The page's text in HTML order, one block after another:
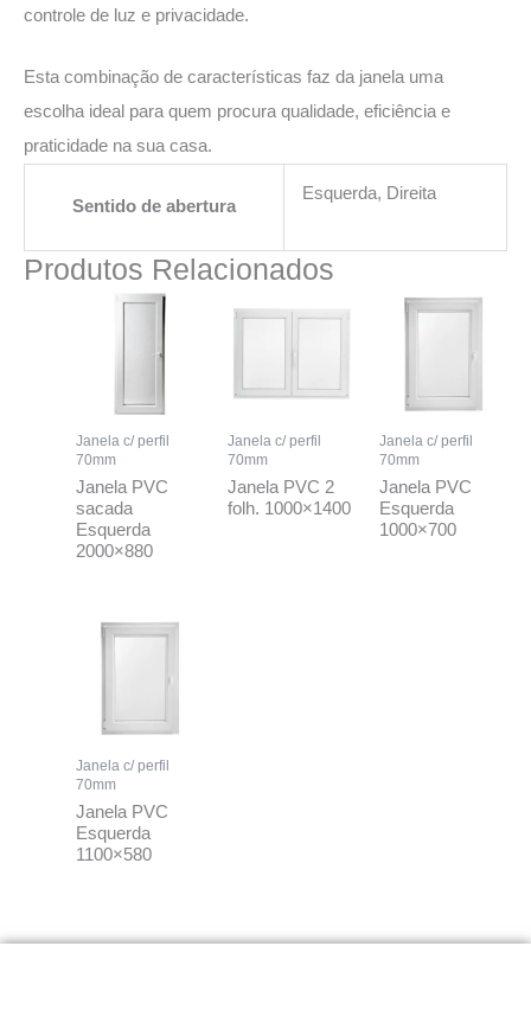
controle de luz e privacidade.
Esta combinação de características faz da janela uma
escolha ideal para quem procura qualidade, eficiência e
praticidade na sua casa.
Sentido de abertura
Esquerda, Direita
Produtos Relacionados
Janela c/ perfil
70mm
Janela PVC
sacada
Esquerda
2000×880
Janela c/ perfil
70mm
Janela PVC 2
folh. 1000×1400
Janela c/ perfil
70mm
Janela PVC
Esquerda
1000×700
Janela c/ perfil
70mm
Janela PVC
Esquerda
1100×580